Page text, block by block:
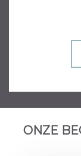
ONZE